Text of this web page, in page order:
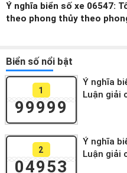
Ý nghĩa biển số xe 06547:
theo phong thủy theo
Biển số nổi bật
1
99999
Ý nghĩa
Luận giải
2
04953
Ý nghĩa
Luận giải